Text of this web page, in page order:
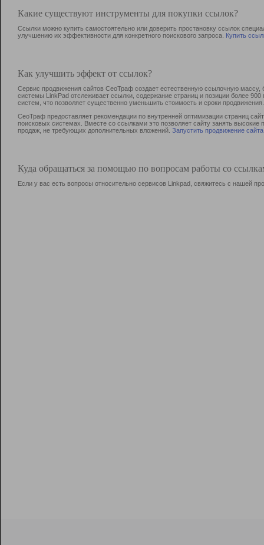
Какие существуют инструменты для покупки ссылок?
Ссылки можно купить самостоятельно или доверить простановку ссылок
улучшению их эффективности для конкретного поискового запроса. Купить
Как улучшить эффект от ссылок?
Сервис продвижения сайтов СеоТраф создает естественную ссылочную
системы LinkPad отслеживает ссылки, содержание страниц и позиции более
систем, что позволяет существенно уменьшить стоимость и сроки продвижения.
СеоТраф предоставляет рекомендации по внутренней оптимизации страниц
поисковых системах. Вместе со ссылками это позволяет сайту занять
продаж, не требующих дополнительных вложений. Запустить продвижение сайта
Куда обращаться за помощью по вопросам работы со
Если у вас есть вопросы относительно сервисов Linkpad, свяжитесь с нашей